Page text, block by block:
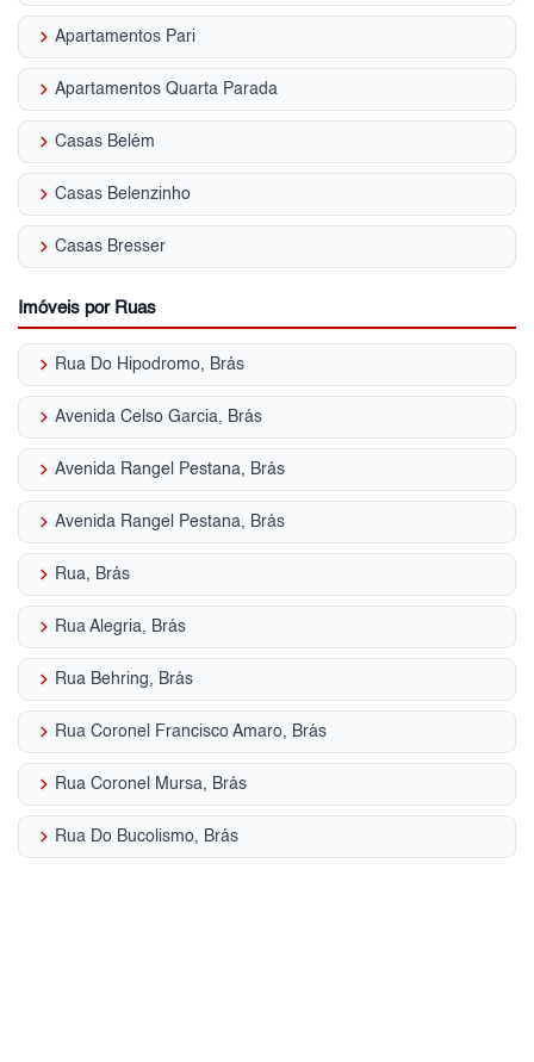
keyboard_arrow_right Apartamentos Pari
keyboard_arrow_right Apartamentos Quarta Parada
keyboard_arrow_right Casas Belém
keyboard_arrow_right Casas Belenzinho
keyboard_arrow_right Casas Bresser
Imóveis por Ruas
keyboard_arrow_right Rua Do Hipodromo, Brás
keyboard_arrow_right Avenida Celso Garcia, Brás
keyboard_arrow_right Avenida Rangel Pestana, Brás
keyboard_arrow_right Avenida Rangel Pestana, Brás
keyboard_arrow_right Rua, Brás
keyboard_arrow_right Rua Alegria, Brás
keyboard_arrow_right Rua Behring, Brás
keyboard_arrow_right Rua Coronel Francisco Amaro, Brás
keyboard_arrow_right Rua Coronel Mursa, Brás
keyboard_arrow_right Rua Do Bucolismo, Brás